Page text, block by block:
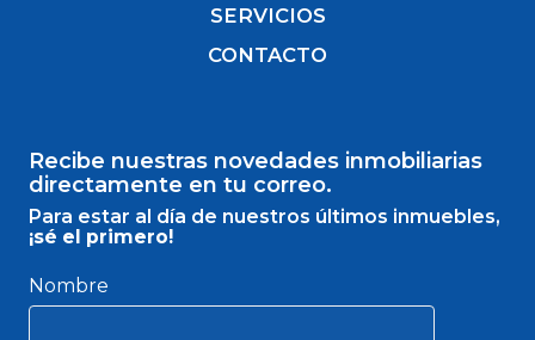
SERVICIOS
CONTACTO
Recibe nuestras novedades inmobiliarias
directamente en tu correo.
Para estar al día de nuestros últimos inmuebles,
¡sé el primero!
Nombre